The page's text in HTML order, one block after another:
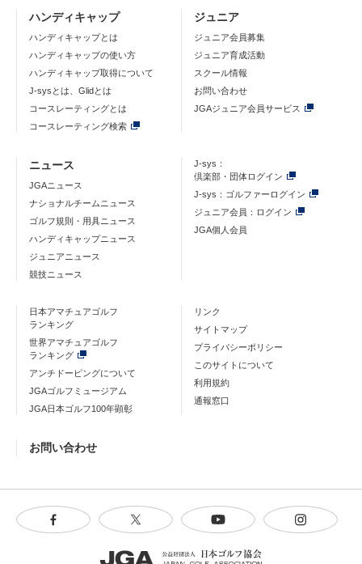
ハンディキャップ
ハンディキャップとは
ハンディキャップの使い方
ハンディキャップ取得について
J-sysとは、Glidとは
コースレーティングとは
コースレーティング検索
ジュニア
ジュニア会員募集
ジュニア育成活動
スクール情報
お問い合わせ
JGAジュニア会員サービス
ニュース
JGAニュース
ナショナルチームニュース
ゴルフ規則・用具ニュース
ハンディキャップニュース
ジュニアニュース
競技ニュース
J-sys：
倶楽部・団体ログイン
J-sys：ゴルファーログイン
ジュニア会員：ログイン
JGA個人会員
日本アマチュアゴルフ
ランキング
世界アマチュアゴルフ
ランキング
アンチドーピングについて
JGAゴルフミュージアム
JGA日本ゴルフ100年顕彰
リンク
サイトマップ
プライバシーポリシー
このサイトについて
利用規約
通報窓口
お問い合わせ